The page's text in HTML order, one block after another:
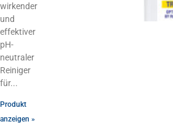
wirkender
und
effektiver
pH-
neutraler
Reiniger
für
Produkt
anzeigen »